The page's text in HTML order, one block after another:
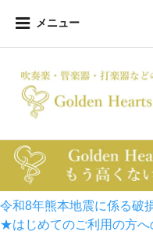
メニュー
令和8年熊本地震に係る破
★はじめてのご利用の方へ